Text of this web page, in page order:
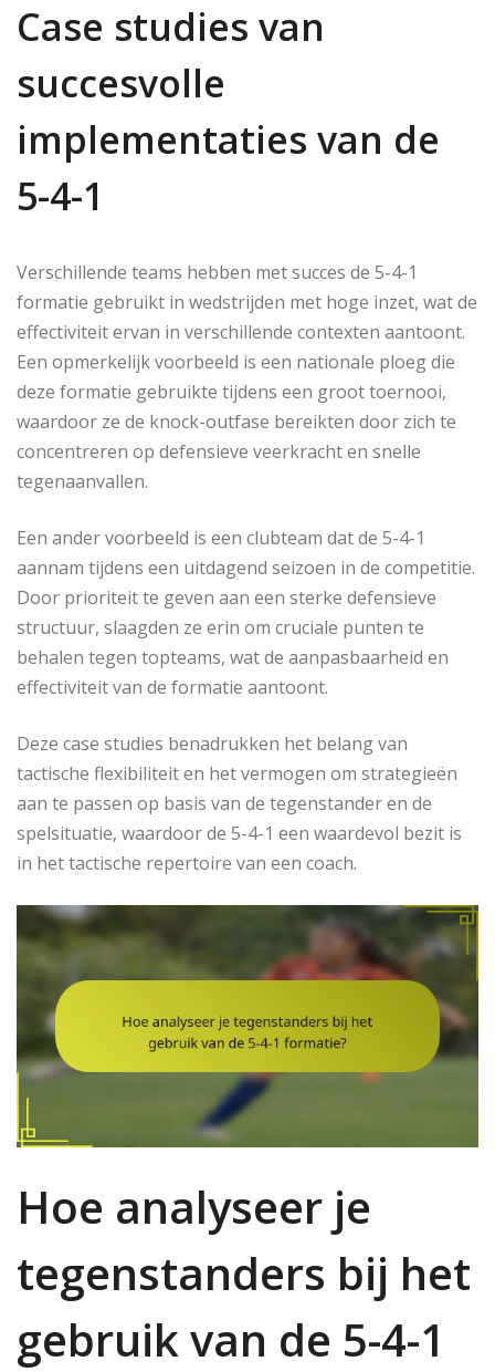
Case studies van
succesvolle
implementaties van de
5-4-1
Verschillende teams hebben met succes de 5-4-1
formatie gebruikt in wedstrijden met hoge inzet, wat de
effectiviteit ervan in verschillende contexten aantoont.
Een opmerkelijk voorbeeld is een nationale ploeg die
deze formatie gebruikte tijdens een groot toernooi,
waardoor ze de knock-outfase bereikten door zich te
concentreren op defensieve veerkracht en snelle
tegenaanvallen.
Een ander voorbeeld is een clubteam dat de 5-4-1
aannam tijdens een uitdagend seizoen in de competitie.
Door prioriteit te geven aan een sterke defensieve
structuur, slaagden ze erin om cruciale punten te
behalen tegen topteams, wat de aanpasbaarheid en
effectiviteit van de formatie aantoont.
Deze case studies benadrukken het belang van
tactische flexibiliteit en het vermogen om strategieën
aan te passen op basis van de tegenstander en de
spelsituatie, waardoor de 5-4-1 een waardevol bezit is
in het tactische repertoire van een coach.
Hoe analyseer je
tegenstanders bij het
gebruik van de 5-4-1